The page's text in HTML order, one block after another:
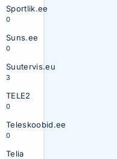
Sportlik.ee
0
Suns.ee
0
Suutervis.eu
3
TELE2
0
Teleskoobid.ee
0
Telia